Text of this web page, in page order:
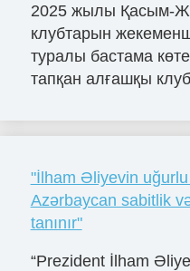
2025 жылы Қасым-
клубтарын
туралы бастама
тапқан алғашқы
"İlham Əliyevin
Azərbaycan sabitlik
tanınır"
“Prezident İlham